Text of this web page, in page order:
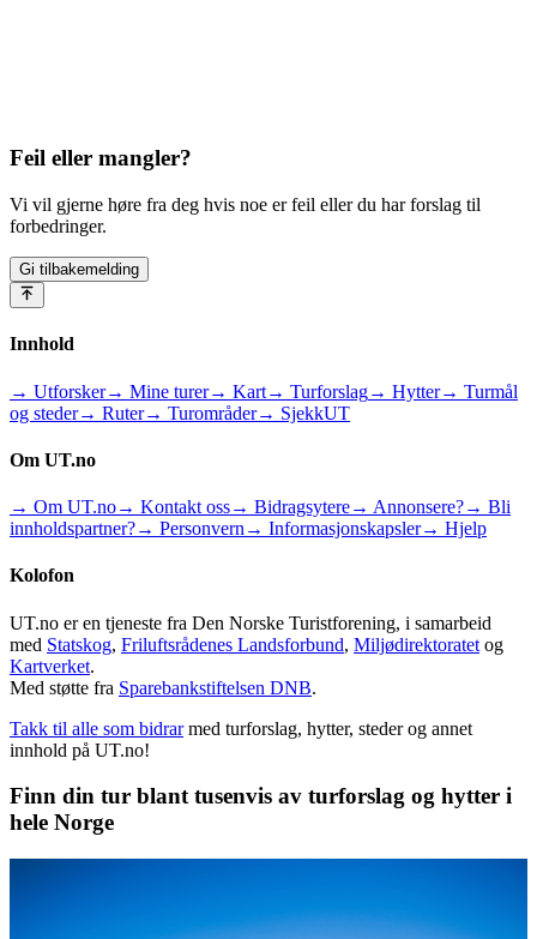
Feil eller mangler?
Vi vil gjerne høre fra deg hvis noe er feil eller du har forslag til
forbedringer.
Gi tilbakemelding
Innhold
→ Utforsker→ Mine turer→ Kart→ Turforslag→ Hytter→ Turmål
og steder→ Ruter→ Turområder→ SjekkUT
Om UT.no
→ Om UT.no→ Kontakt oss→ Bidragsytere→ Annonsere?→ Bli
innholdspartner?→ Personvern → Informasjonskapsler→ Hjelp
Kolofon
UT.no er en tjeneste fra Den Norske Turistforening, i samarbeid
med Statskog, Friluftsrådenes Landsforbund, Miljødirektoratet og
Kartverket.
Med støtte fra Sparebankstiftelsen DNB.
Takk til alle som bidrar med turforslag, hytter, steder og annet
innhold på UT.no!
Finn din tur blant tusenvis av turforslag og hytter i
hele Norge